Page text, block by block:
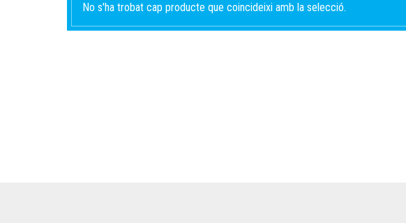
No s'ha trobat cap producte que coincideixi amb la selecció.